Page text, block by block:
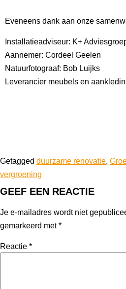
Eveneens dank aan onze
Installatieadviseur: K+
Aannemer: Cordeel Geelen
Natuurfotograaf: Bob Luijks
Leverancier meubels en
Getagged duurzame renovatie,
vergroening
GEEF EEN REACTIE
Je e-mailadres wordt niet
gemarkeerd met*
Reactie *